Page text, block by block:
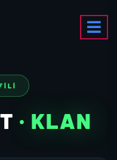
· KLAN